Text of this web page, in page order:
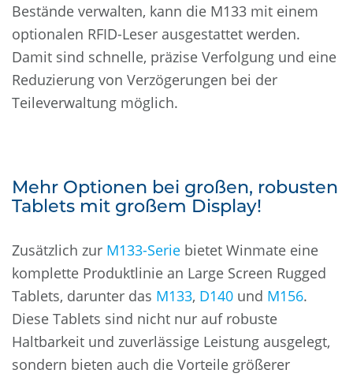
Bestände verwalten, kann die M133 mit einem
optionalen RFID-Leser ausgestattet werden.
Damit sind schnelle, präzise Verfolgung und eine
Reduzierung von Verzögerungen bei der
Teileverwaltung möglich.
Mehr Optionen bei großen, robusten
Tablets mit großem Display!
Zusätzlich zur M133-Serie bietet Winmate eine
komplette Produktlinie an Large Screen Rugged
Tablets, darunter das M133, D140 und M156.
Diese Tablets sind nicht nur auf robuste
Haltbarkeit und zuverlässige Leistung ausgelegt,
sondern bieten auch die Vorteile größerer